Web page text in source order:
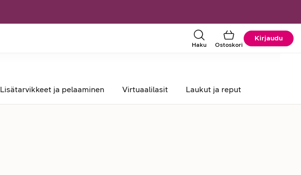
Haku Ostoskori
Kirjaudu
Lisätarvikkeet ja pelaaminen Virtuaalilasit Laukut ja reput